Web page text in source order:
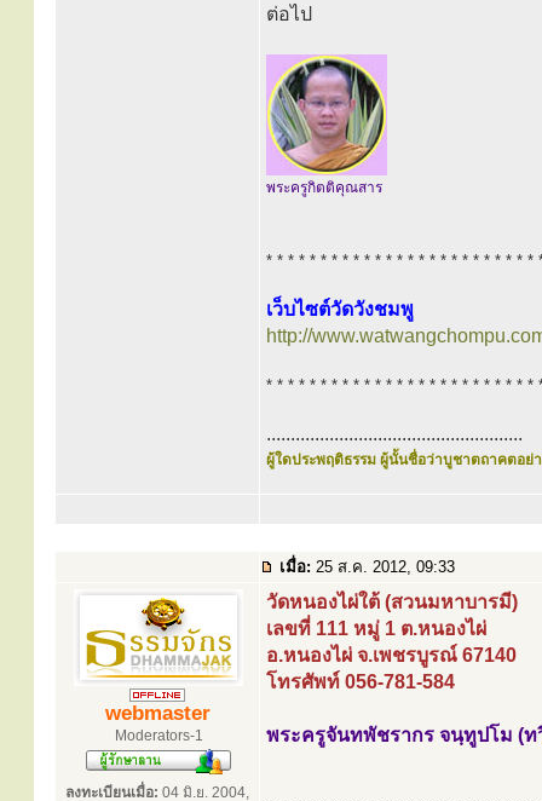
ต่อไป
พระครูกิตติคุณสาร
* * * * * * * * * * * * * * * * * * * * * * * * *
เว็บไซต์วัดวังชมพู
http://
* * * * * * * * * * * * * * * * * * * * * * * * *
.....................................................
ผู้ใดประพฤติธรรม ผู้นั้นชื่อว่าบูชาตถาคตอย่า
เมื่อ: 25 ส.ค. 2012, 09:33
webmaster
Moderators-1
ลงทะเบียนเมื่อ: 04 มิ.ย. 2004,
วัดหนองไผ่ใต้ (สวนมหาบารมี)
เลขที่ 111 หมู่ 1 ต.หนองไผ่
อ.หนองไผ่ จ.เพชรบูรณ์ 67140
โทรศัพท์ 056-781-584
พระครูจันทพัชรากร จนฺทูปโม (ท